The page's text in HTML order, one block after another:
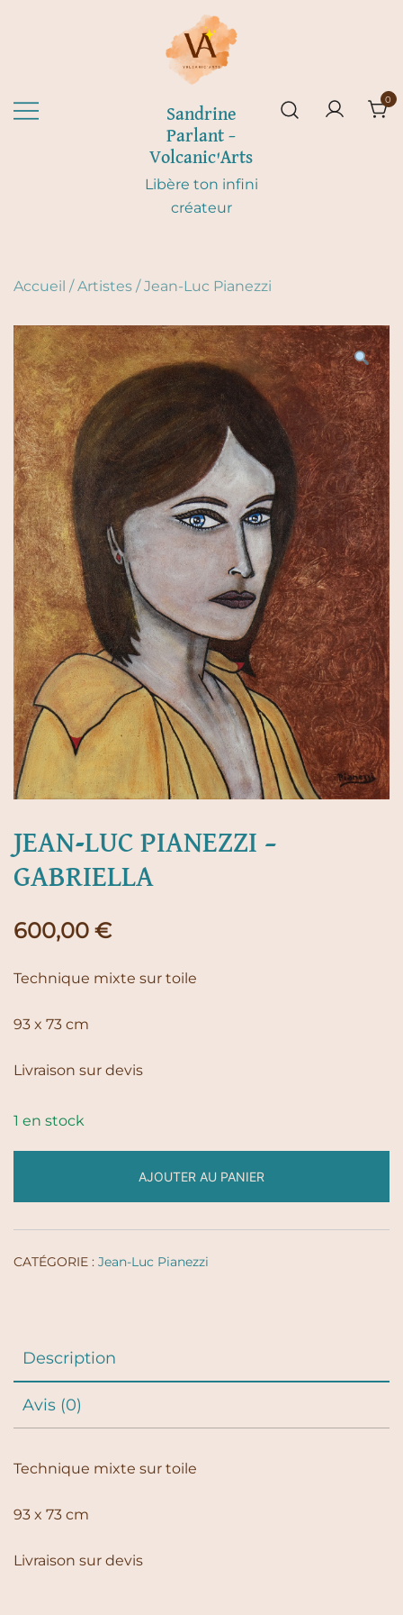
Sandrine
Parlant –
Volcanic'Arts
Libère ton infini
créateur
0
Accueil /Artistes /Jean-Luc Pianezzi
JEAN-LUC PIANEZZI –
GABRIELLA
600,00 €
Technique mixte sur toile
93 x 73 cm
Livraison sur devis
1 en stock
AJOUTER AU PANIER
CATÉGORIE : Jean-Luc Pianezzi
Description
Avis (0)
Technique mixte sur toile
93 x 73 cm
Livraison sur devis